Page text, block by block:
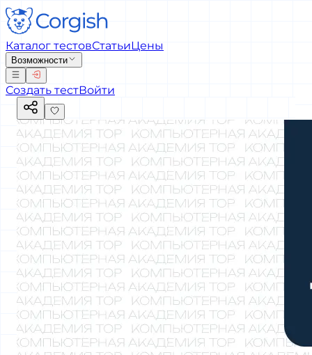
Каталог тестовСтатьиЦены
Возможности
Создать тестВойти